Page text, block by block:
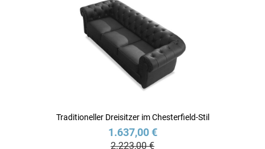
Traditioneller Dreisitzer im Chesterfield-Stil
1.637,00 €
2.223,00 €